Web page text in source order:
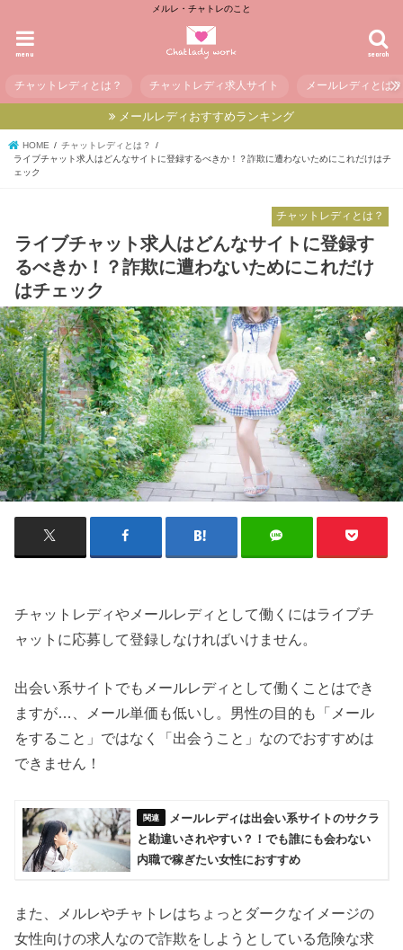
メルレ・チャトレのこと
search
menu
チャットレディとは？ チャットレディ求人サイト メールレディとは？
メールレディおすすめランキング
HOME
チャットレディとは？
ライブチャット求人はどんなサイトに登録するべきか！？詐欺に遭わないためにこれだけはチ
ェック
チャットレディとは？
ライブチャット求人はどんなサイトに登録す
るべきか！？詐欺に遭わないためにこれだけ
はチェック
チャットレディやメールレディとして働くにはライブチ
ャットに応募して登録しなければいけません。
出会い系サイトでもメールレディとして働くことはでき
ますが…、メール単価も低いし。男性の目的も「メール
をすること」ではなく「出会うこと」なのでおすすめは
できません！
メールレディは出会い系サイトのサクラ
と勘違いされやすい？！でも誰にも会わない
内職で稼ぎたい女性におすすめ
また、メルレやチャトレはちょっとダークなイメージの
女性向けの求人なので詐欺をしようとしている危険な求